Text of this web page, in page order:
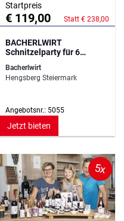
Startpreis
€ 119,00 Statt € 238,00
BACHERLWIRT
Schnitzelparty für 6
Bacherlwirt
Hengsberg Steiermark
Angebotsnr.: 5055
Jetzt bieten
5x